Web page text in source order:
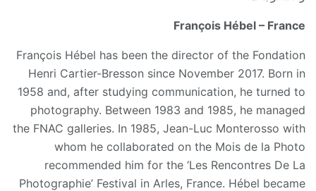
François Hébel – France
François Hébel has been the director of the Fondation
Henri Cartier-Bresson since November 2017. Born in
1958 and, after studying communication, he turned to
photography. Between 1983 and 1985, he managed
the FNAC galleries. In 1985, Jean-Luc Monterosso with
whom he collaborated on the Mois de la Photo
recommended him for the ‘Les Rencontres De La
Photographie’ Festival in Arles, France. Hébel became